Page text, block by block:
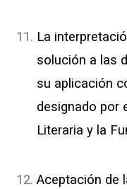
La
solución a las
su aplicación
designado por
Literaria y la
Aceptación de